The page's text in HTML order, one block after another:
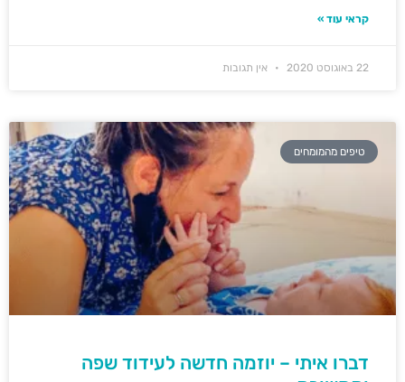
קראי עוד »
22 באוגוסט 2020 אין תגובות
טיפים מהמומחים
דברו איתי – יוזמה חדשה לעידוד שפה